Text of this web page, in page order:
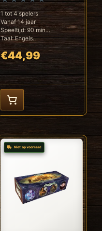
1 tot 4 spelers
Vanaf 14 jaar
Speeltijd: 90 min
Taal: Engels..
€44,99
Niet op voorraad